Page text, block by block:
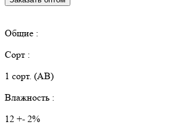
Общие :
Сорт :
1 сорт. (АВ)
Влажность :
12 +- 2%